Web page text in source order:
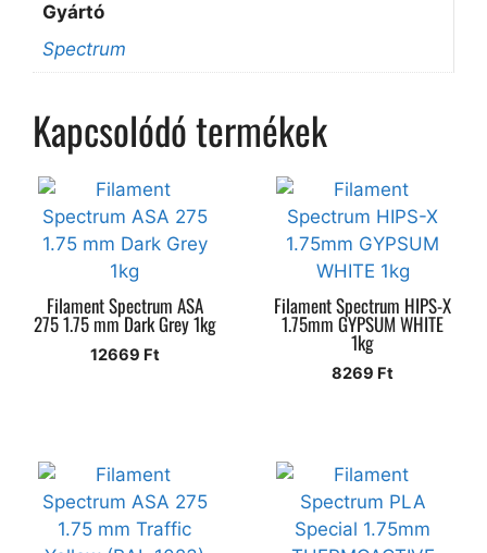
Gyártó
Spectrum
Kapcsolódó termékek
Filament Spectrum ASA
275 1.75 mm Dark Grey 1kg
12669 Ft
Filament Spectrum HIPS-X
1.75mm GYPSUM WHITE
1kg
8269 Ft